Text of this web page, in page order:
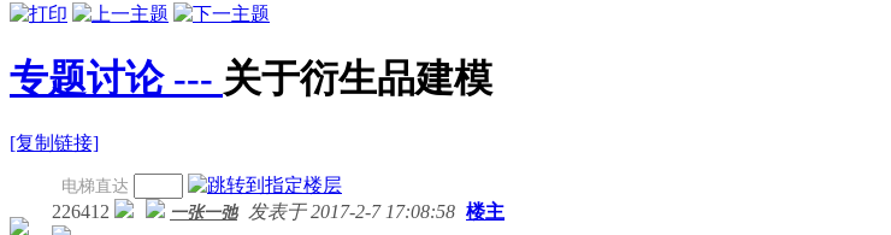
专题讨论 --- 关于衍生品建模
[复制链接]
电梯直达
22641 2 一张一弛 发表于 2017-2-7 17:08:58 楼主